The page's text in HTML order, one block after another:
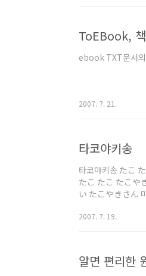
ToEBook,
ebook TXT문서의
2007. 7. 21.
타코야키송
타코야키송 たこ
たこ たこ たこや
い たこやきさん
口に いっぱい つ
ぐん 쿠루쿠루 쿠
2007. 7. 19.
알면 편리한